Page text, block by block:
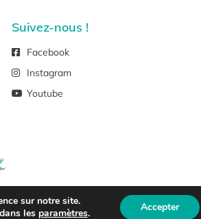
Suivez-nous !
Facebook
Instagram
Youtube
Et Politique De Confidentialité
sur notre site.
les paramètres. Accepter